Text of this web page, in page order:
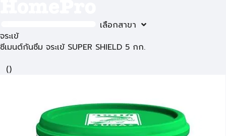
เลือกสาขา
จระเข้
ซีเมนต์กันซึม จระเข้ SUPER SHIELD 5 กก.
()